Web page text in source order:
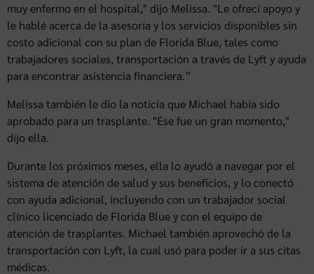
muy enfermo en el hospital," dijo Melissa. "Le ofrecí apoyo y
le hablé acerca de la asesoría y los servicios disponibles sin
costo adicional con su plan de Florida Blue, tales como
trabajadores sociales, transportación a través de Lyft y ayuda
para encontrar asistencia financiera.”
Melissa también le dio la noticia que Michael había sido
aprobado para un trasplante. "Ese fue un gran momento,"
dijo ella.
Durante los próximos meses, ella lo ayudó a navegar por el
sistema de atención de salud y sus beneficios, y lo conectó
con ayuda adicional, incluyendo con un trabajador social
clínico licenciado de Florida Blue y con el equipo de
atención de trasplantes. Michael también aprovechó de la
transportación con Lyft, la cual usó para poder ir a sus citas
médicas.